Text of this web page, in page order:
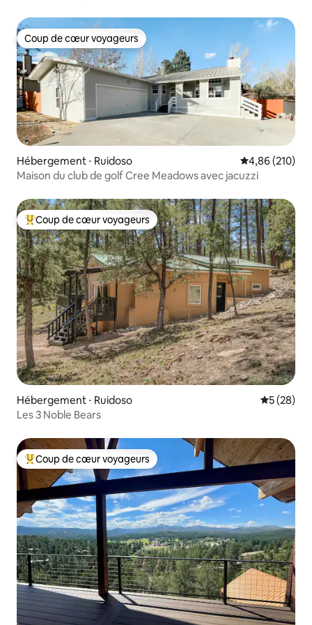
Coup de cœur voyageurs
Coup de cœur voyageurs
Hébergement ⋅ Ruidoso Évaluation
4,86 (210)
Maison du club de golf Cree Meadows avec jacuzzi
Coups de cœur voyageurs les plus appréciés
Coup de cœur voyageurs
Hébergement ⋅ Ruidoso
5 (28)
Les 3 Noble Bears
Coups de cœur voyageurs les plus appréciés
Coup de cœur voyageurs